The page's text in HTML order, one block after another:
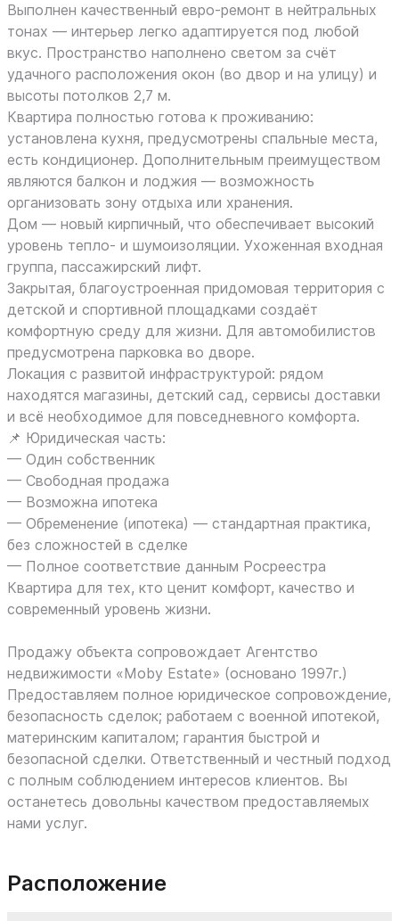
Выполнен качественный евро-ремонт в нейтральных
тонах — интерьер легко адаптируется под любой
вкус. Пространство наполнено светом за счёт
удачного расположения окон (во двор и на улицу) и
высоты потолков 2,7 м.
Квартира полностью готова к проживанию:
установлена кухня, предусмотрены спальные места,
есть кондиционер. Дополнительным преимуществом
являются балкон и лоджия — возможность
организовать зону отдыха или хранения.
Дом — новый кирпичный, что обеспечивает высокий
уровень тепло- и шумоизоляции. Ухоженная входная
группа, пассажирский лифт.
Закрытая, благоустроенная придомовая территория с
детской и спортивной площадками создаёт
комфортную среду для жизни. Для автомобилистов
предусмотрена парковка во дворе.
Локация с развитой инфраструктурой: рядом
находятся магазины, детский сад, сервисы доставки
и всё необходимое для повседневного комфорта.
📌 Юридическая часть:
— Один собственник
— Свободная продажа
— Возможна ипотека
— Обременение (ипотека) — стандартная практика,
без сложностей в сделке
— Полное соответствие данным Росреестра
Квартира для тех, кто ценит комфорт, качество и
современный уровень жизни.
Продажу объекта сопровождает Агентство
недвижимости «Moby Estate» (основано 1997г.)
Предоставляем полное юридическое сопровождение,
безопасность сделок; работаем с военной ипотекой,
материнским капиталом; гарантия быстрой и
безопасной сделки. Ответственный и честный подход
с полным соблюдением интересов клиентов. Вы
останетесь довольны качеством предоставляемых
нами услуг.
Расположение